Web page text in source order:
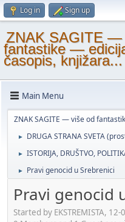
Log in Sign up
ZNAK SAGITE —
fantastike —
časopis, knjižara...
Main Menu
ZNAK SAGITE — više od
► DRUGA STRANA SVETA
► ISTORIJA, DRUŠTVO,
► Pravi genocid u Srebrenici
Pravi genocid
Started by EKSTREMISTA,